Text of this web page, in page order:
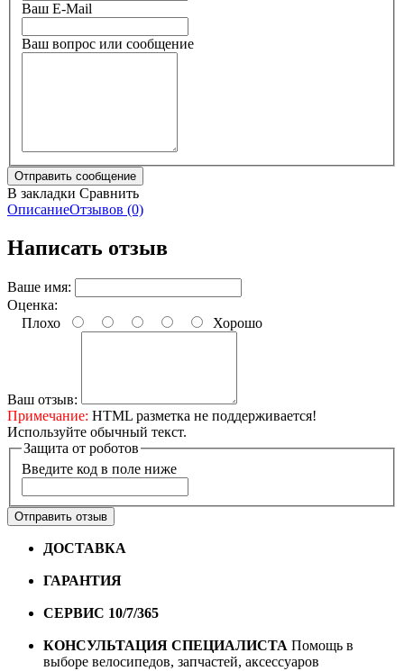
Ваш E-Mail
Ваш вопрос или сообщение
В закладки Сравнить
ОписаниеОтзывов (0)
Написать отзыв
Ваше имя:
Оценка:
Плохо
Хорошо
Ваш отзыв:
Примечание: HTML разметка не поддерживается!
Используйте обычный текст.
Защита от роботов
Введите код в поле ниже
Отправить отзыв
ДОСТАВКА
ГАРАНТИЯ
СЕРВИС 10/7/365
КОНСУЛЬТАЦИЯ СПЕЦИАЛИСТА Помощь в
выборе велосипедов, запчастей, аксессуаров